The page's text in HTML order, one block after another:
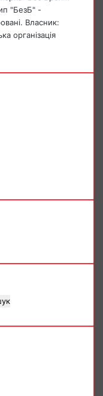
"БезБ" -
Власник:
організація